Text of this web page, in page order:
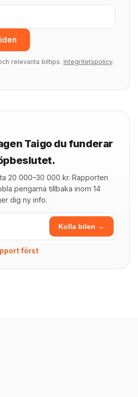
relevanta biltips. Integritetspolicy.
Taigo du funderar
20 000–30 000 kr. Rapporten
pengarna tillbaka inom 14
dig ny info.
Kolla bilen →
först